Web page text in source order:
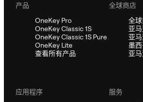
产品
OneKey Pro
OneKey Classic 1S
OneKey Classic 1S Pure
OneKey Lite
查看所有产品
全球商店
全
亚
亚
墨
亚
应用程序
服务